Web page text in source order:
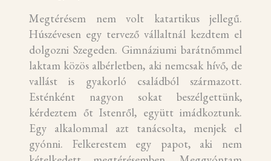
Megtérésem nem volt katartikus jellegű.
Húszévesen egy tervező vállaltnál kezdtem el
dolgozni Szegeden. Gimnáziumi barátnőmmel
laktam közös albérletben, aki nemcsak hívő, de
vallást is gyakorló családból származott.
Esténként nagyon sokat beszélgettünk,
kérdeztem őt Istenről, együtt imádkoztunk.
Egy alkalommal azt tanácsolta, menjek el
gyónni. Felkerestem egy papot, aki nem